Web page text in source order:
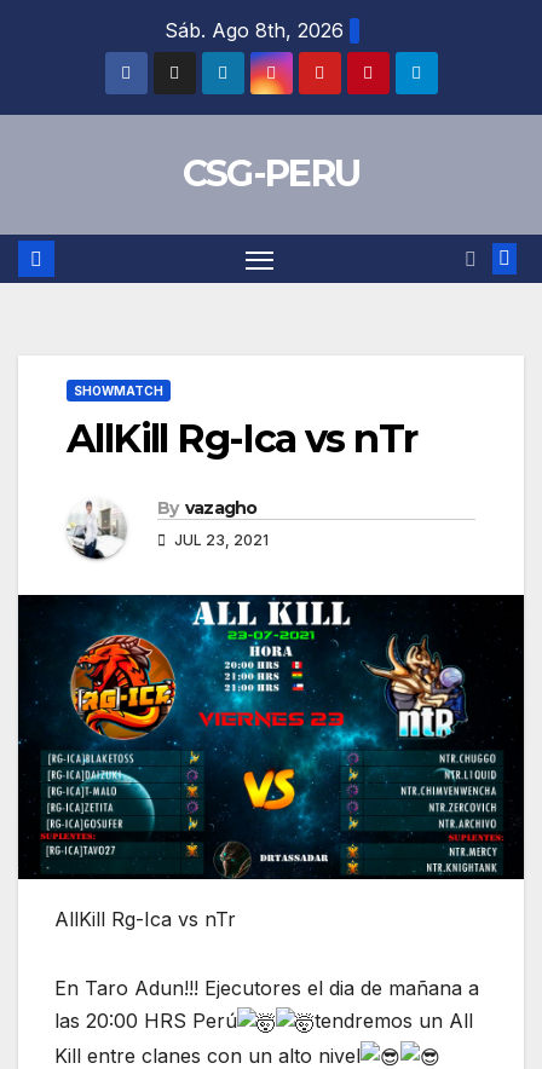
Sáb. Ago 8th, 2026
CSG-PERU
SHOWMATCH
AllKill Rg-Ica vs nTr
By vazagho
JUL 23, 2021
AllKill Rg-Ica vs nTr
En Taro Adun!!! Ejecutores el dia de mañana a
las 20:00 HRS Perú
tendremos un All
Kill entre clanes con un alto nivel